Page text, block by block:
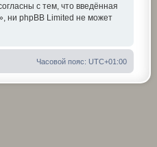
с тем, что введённая
ни phpBB Limited не может
Часовой пояс: UTC+01:00